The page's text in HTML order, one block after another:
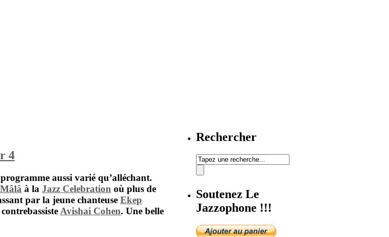
4
aussi varié qu’alléchant.
à la Jazz Celebration où plus de
par la jeune chanteuse Ekep
Avishai Cohen. Une belle
Rechercher
Soutenez Le
Jazzophone !!!